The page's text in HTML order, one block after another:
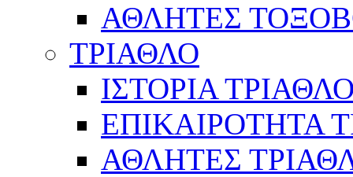
ΑΘΛΗΤΕΣ
ΤΡΙΑΘΛΟ
ΙΣΤΟΡΙΑ
ΕΠΙΚΑΙΡΟΤΗΤΑ
ΑΘΛΗΤΕΣ